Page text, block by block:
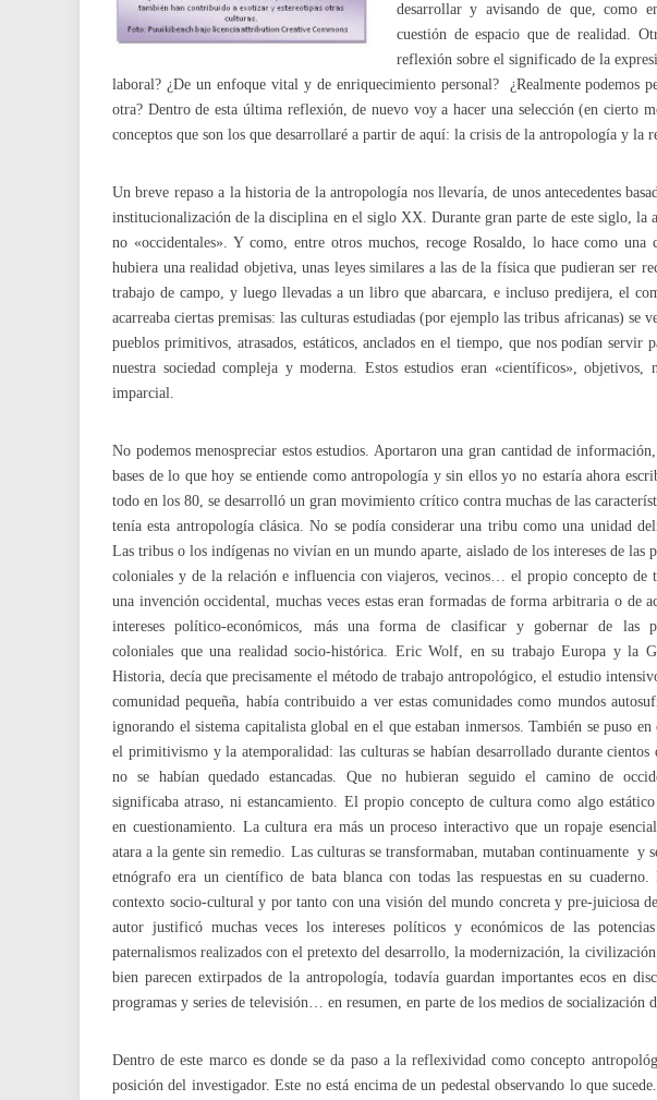
desarrollar y avisando de que, como
cuestión de espacio que de realidad.
reflexión sobre el significado de la
laboral? ¿De un enfoque vital y de enriquecimiento personal? ¿Realmente podemos
otra? Dentro de esta última reflexión, de nuevo voy a hacer una selección (en cierto
conceptos que son los que desarrollaré a partir de aquí: la crisis de la antropología y la
Un breve repaso a la historia de la antropología nos llevaría, de unos antecedentes
institucionalización de la disciplina en el siglo XX. Durante gran parte de este siglo, la
no «occidentales». Y como, entre otros muchos, recoge Rosaldo, lo hace como una
hubiera una realidad objetiva, unas leyes similares a las de la física que pudieran ser
trabajo de campo, y luego llevadas a un libro que abarcara, e incluso predijera, el
acarreaba ciertas premisas: las culturas estudiadas (por ejemplo las tribus africanas) se
pueblos primitivos, atrasados, estáticos, anclados en el tiempo, que nos podían servir
nuestra sociedad compleja y moderna. Estos estudios eran «científicos», objetivos,
imparcial.
No podemos menospreciar estos estudios. Aportaron una gran cantidad de
bases de lo que hoy se entiende como antropología y sin ellos yo no estaría ahora
todo en los 80, se desarrolló un gran movimiento crítico contra muchas de las
tenía esta antropología clásica. No se podía considerar una tribu como una unidad
Las tribus o los indígenas no vivían en un mundo aparte, aislado de los intereses de las
coloniales y de la relación e influencia con viajeros, vecinos… el propio concepto de
una invención occidental, muchas veces estas eran formadas de forma arbitraria o de
intereses político-económicos, más una forma de clasificar y gobernar de las
coloniales que una realidad socio-histórica. Eric Wolf, en su trabajo Europa y la
Historia, decía que precisamente el método de trabajo antropológico, el estudio
comunidad pequeña, había contribuido a ver estas comunidades como mundos
ignorando el sistema capitalista global en el que estaban inmersos. También se puso en
el primitivismo y la atemporalidad: las culturas se habían desarrollado durante cientos
no se habían quedado estancadas. Que no hubieran seguido el camino de
significaba atraso, ni estancamiento. El propio concepto de cultura como algo estático
en cuestionamiento. La cultura era más un proceso interactivo que un ropaje
atara a la gente sin remedio. Las culturas se transformaban, mutaban continuamente y
etnógrafo era un científico de bata blanca con todas las respuestas en su
contexto socio-cultural y por tanto con una visión del mundo concreta y pre-juiciosa
autor justificó muchas veces los intereses políticos y económicos de las
paternalismos realizados con el pretexto del desarrollo, la modernización, la
bien parecen extirpados de la antropología, todavía guardan importantes ecos en
programas y series de televisión… en resumen, en parte de los medios de socialización
Dentro de este marco es donde se da paso a la reflexividad como concepto
posición del investigador. Este no está encima de un pedestal observando lo que